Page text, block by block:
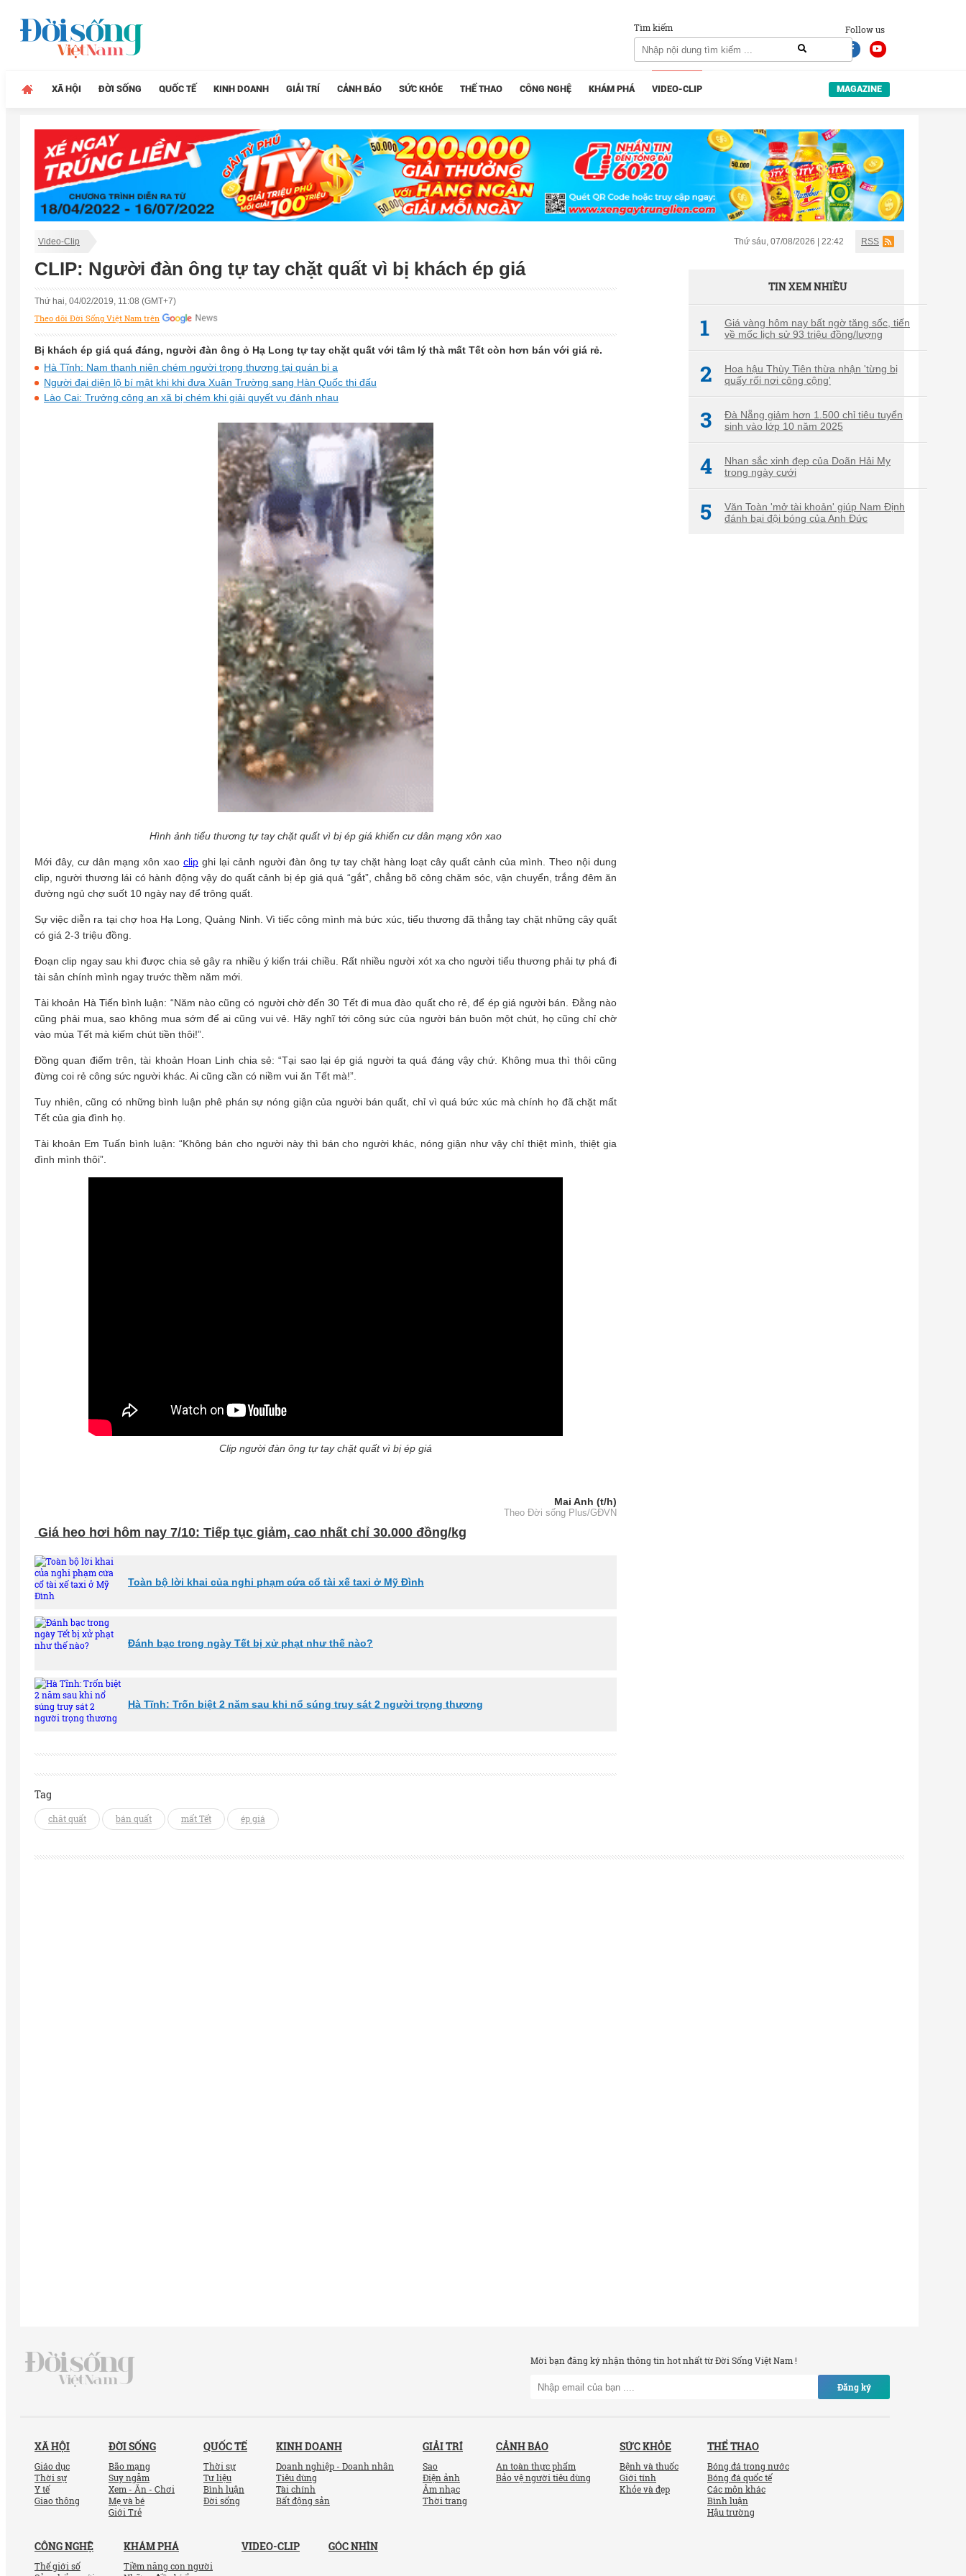
Follow us
Tìm kiếm
XÃ HỘI ĐỜI SỐNG QUỐC TẾ KINH DOANH GIẢI TRÍ CẢNH BÁO SỨC KHỎE THỂ THAO CÔNG NGHỆ KHÁM PHÁ VIDEO-CLIP MAGAZINE
Video-Clip Thứ sáu, 07/08/2026 | 22:42 RSS
CLIP: Người đàn ông tự tay chặt quất vì bị khách ép giá
Thứ hai, 04/02/2019, 11:08 (GMT+7)
Theo dõi Đời Sống Việt Nam trên
Bị khách ép giá quá đáng, người đàn ông ỏ Hạ Long tự tay chặt quất với tâm lý thà mất Tết còn hơn bán với giá rẻ.
Hà Tĩnh: Nam thanh niên chém người trọng thương tại quán bi a
Người đại diện lộ bí mật khi khi đưa Xuân Trường sang Hàn Quốc thi đấu
Lào Cai: Trưởng công an xã bị chém khi giải quyết vụ đánh nhau
Hình ảnh tiểu thương tự tay chặt quất vì bị ép giá khiến cư dân mạng xôn xao
Mới đây, cư dân mạng xôn xao clip ghi lại cảnh người đàn ông tự tay chặt hàng loạt cây quất cảnh của mình. Theo nội dung
clip, người thương lái có hành động vậy do quất cảnh bị ép giá quá “gắt”, chẳng bõ công chăm sóc, vận chuyển, trắng đêm ăn
đường ngủ chợ suốt 10 ngày nay để trông quất.
Sự việc diễn ra tại chợ hoa Hạ Long, Quảng Ninh. Vì tiếc công mình mà bức xúc, tiểu thương đã thẳng tay chặt những cây quất
có giá 2-3 triệu đồng.
Đoạn clip ngay sau khi được chia sẻ gây ra nhiều ý kiến trái chiều. Rất nhiều người xót xa cho người tiểu thương phải tự phá đi
tài sản chính mình ngay trước thềm năm mới.
Tài khoản Hà Tiến bình luận: “Năm nào cũng có người chờ đến 30 Tết đi mua đào quất cho rẻ, để ép giá người bán. Đằng nào
cũng phải mua, sao không mua sớm để ai cũng vui vẻ. Hãy nghĩ tới công sức của người bán buôn một chút, họ cũng chỉ chờ
vào mùa Tết mà kiếm chút tiền thôi!”.
Đồng quan điểm trên, tài khoản Hoan Linh chia sẻ: “Tại sao lại ép giá người ta quá đáng vậy chứ. Không mua thì thôi cũng
đừng coi rẻ công sức người khác. Ai cũng cần có niềm vui ăn Tết mà!”.
Tuy nhiên, cũng có những bình luận phê phán sự nóng giận của người bán quất, chỉ vì quá bức xúc mà chính họ đã chặt mất
Tết của gia đình họ.
Tài khoản Em Tuấn bình luận: “Không bán cho người này thì bán cho người khác, nóng giận như vậy chỉ thiệt mình, thiệt gia
đình mình thôi”.
Clip người đàn ông tự tay chặt quất vì bị ép giá
Mai Anh (t/h)
Theo Đời sống Plus/GĐVN
Giá heo hơi hôm nay 7/10: Tiếp tục giảm, cao nhất chỉ 30.000 đồng/kg
Toàn bộ lời khai của nghi phạm cứa cổ tài xế taxi ở Mỹ Đình
Đánh bạc trong ngày Tết bị xử phạt như thế nào?
Hà Tĩnh: Trốn biệt 2 năm sau khi nổ súng truy sát 2 người trọng thương
Tag
chăt quất bán quất mất Tết ép giá
TIN XEM NHIỀU
1
Giá vàng hôm nay bất ngờ tăng sốc, tiến
về mốc lịch sử 93 triệu đồng/lượng
2
Hoa hậu Thùy Tiên thừa nhận 'từng bị
quấy rối nơi công cộng'
3
Đà Nẵng giảm hơn 1.500 chỉ tiêu tuyển
sinh vào lớp 10 năm 2025
4
Nhan sắc xinh đẹp của Doãn Hải My
trong ngày cưới
5
Văn Toàn 'mở tài khoản' giúp Nam Định
đánh bại đội bóng của Anh Đức
Mời bạn đăng ký nhận thông tin hot nhất từ Đời Sống Việt Nam !
Đăng ký
XÃ HỘI
Giáo dục
Thời sự
Y tế
Giao thông
ĐỜI SỐNG
Bão mạng
Suy ngẫm
Xem - Ăn - Chơi
Mẹ và bé
Giới Trẻ
QUỐC TẾ
Thời sự
Tư liệu
Bình luận
Đời sống
KINH DOANH
Doanh nghiệp - Doanh nhân
Tiêu dùng
Tài chính
Bất động sản
GIẢI TRÍ
Sao
Điện ảnh
Âm nhạc
Thời trang
CẢNH BÁO
An toàn thực phẩm
Bảo vệ người tiêu dùng
SỨC KHỎE
Bệnh và thuốc
Giới tính
Khỏe và đẹp
THỂ THAO
Bóng đá trong nước
Bóng đá quốc tế
Các môn khác
Bình luận
Hậu trường
CÔNG NGHỆ
Thế giới số
KHÁM PHÁ
Tiềm năng con người
VIDEO-CLIP GÓC NHÌN